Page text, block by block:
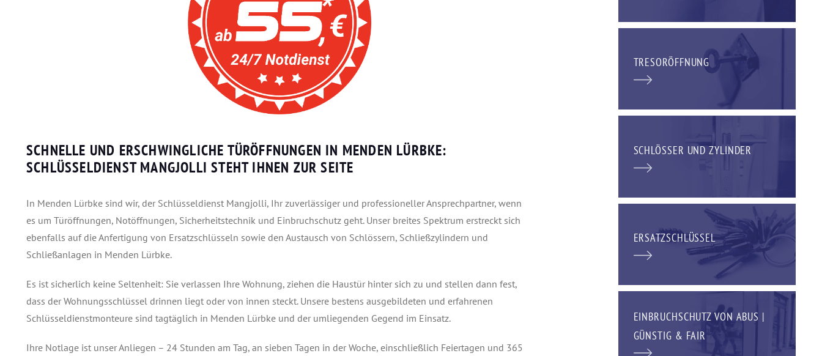
SCHNELLE UND ERSCHWINGLICHE TÜRÖFFNUNGEN IN MENDEN LÜRBKE:
SCHLÜSSELDIENST MANGJOLLI STEHT IHNEN ZUR SEITE
In Menden Lürbke sind wir, der Schlüsseldienst Mangjolli, Ihr zuverlässiger und professioneller Ansprechpartner, wenn
es um Türöffnungen, Notöffnungen, Sicherheitstechnik und Einbruchschutz geht. Unser breites Spektrum erstreckt sich
ebenfalls auf die Anfertigung von Ersatzschlüsseln sowie den Austausch von Schlössern, Schließzylindern und
Schließanlagen in Menden Lürbke.
Es ist sicherlich keine Seltenheit: Sie verlassen Ihre Wohnung, ziehen die Haustür hinter sich zu und stellen dann fest,
dass der Wohnungsschlüssel drinnen liegt oder von innen steckt. Unsere bestens ausgebildeten und erfahrenen
Schlüsseldienstmonteure sind tagtäglich in Menden Lürbke und der umliegenden Gegend im Einsatz.
Ihre Notlage ist unser Anliegen – 24 Stunden am Tag, an sieben Tagen in der Woche, einschließlich Feiertagen und 365
TRESORÖFFNUNG
SCHLÖSSER UND ZYLINDER
ERSATZSCHLÜSSEL
EINBRUCHSCHUTZ VON ABUS |
GÜNSTIG & FAIR